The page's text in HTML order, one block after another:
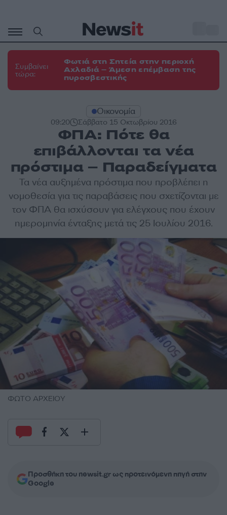
περιεχόμενο
Συμβαίνει
τώρα:
Φωτιά στη Σητεία στην περιοχή
Αχλαδιά – Άμεση επέμβαση της
πυροσβεστικής
Οικονομία
09:20 Σάββατο 15 Οκτωβρίου 2016
ΦΠΑ: Πότε θα
επιβάλλονται τα νέα
πρόστιμα – Παραδείγματα
Τα νέα αυξημένα πρόστιμα που προβλέπει η
νομοθεσία για τις παραβάσεις που σχετίζονται με
τον ΦΠΑ θα ισχύσουν για ελέγχους που έχουν
ημερομηνία ένταξης μετά τις 25 Ιουλίου 2016.
ΦΩΤΟ ΑΡΧΕΙΟΥ
Προσθήκη του newsit.gr ως προτεινόμενη πηγή στην
Google